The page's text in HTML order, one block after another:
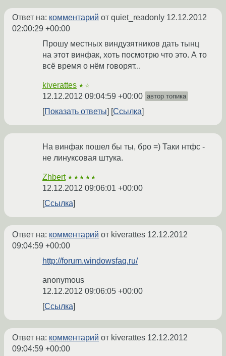
Ответ на: комментарий от quiet_readonly 12.12.2012
02:00:29 +00:00
Прошу местных виндузятников дать тынц
на этот винфак, хоть посмотрю что это. А то
всё время о нём говорят...
kiverattes ★☆
12.12.2012 09:04:59 +00:00 автор топика
Показать ответы Ссылка
На винфак пошел бы ты, бро =) Таки нтфс -
не линуксовая штука.
Zhbert ★★★★★
12.12.2012 09:06:01 +00:00
Ссылка
Ответ на: комментарий от kiverattes 12.12.2012
09:04:59 +00:00
http://forum.windowsfaq.ru/
anonymous
12.12.2012 09:06:05 +00:00
Ссылка
Ответ на: комментарий от kiverattes 12.12.2012
09:04:59 +00:00